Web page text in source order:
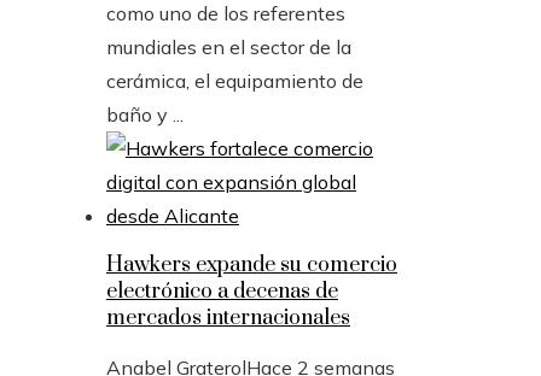
como uno de los referentes
mundiales en el sector de la
cerámica, el equipamiento de
baño y ...
Hawkers expande su comercio
electrónico a decenas de
mercados internacionales
Anabel GraterolHace 2 semanas